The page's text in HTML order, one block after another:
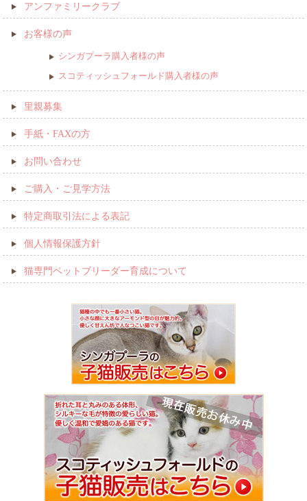
アンファミリークラブ
お客様の声
シンガプーラ購入者様の声
スコティッシュフォールド購入者様の声
里親募集
手紙・FAXの方
お問い合わせ
ご購入・ご見学方法
特定商取引法による表記
個人情報保護方針
猫専門ペットブリーダー育成について